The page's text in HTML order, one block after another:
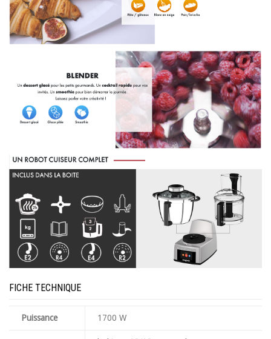
FICHE TECHNIQUE
Puissance 1700 W